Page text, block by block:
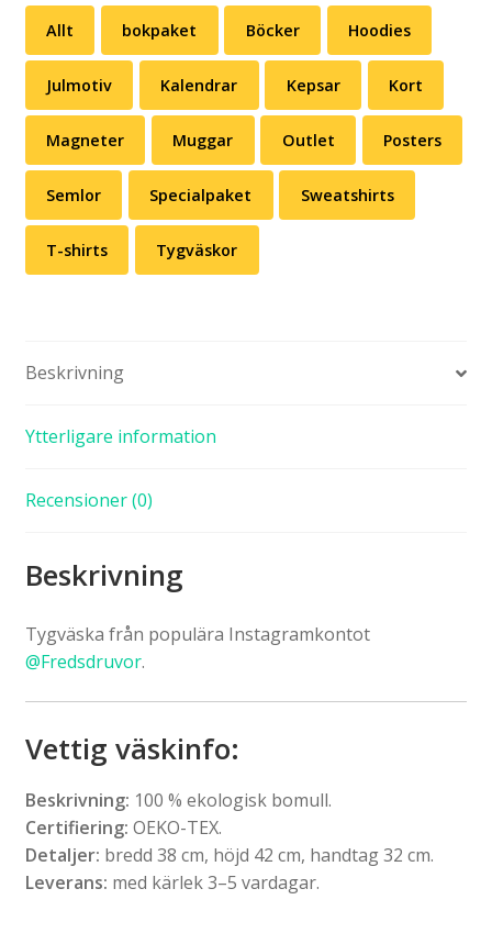
Allt bokpaket Böcker Hoodies
Julmotiv Kalendrar Kepsar Kort
Magneter Muggar Outlet Posters
Semlor Specialpaket Sweatshirts
T-shirts Tygväskor
Beskrivning
Ytterligare information
Recensioner (0)
Beskrivning
Tygväska från populära Instagramkontot
@Fredsdruvor.
Vettig väskinfo:
Beskrivning: 100 % ekologisk bomull.
Certifiering: OEKO-TEX.
Detaljer: bredd 38 cm, höjd 42 cm, handtag 32 cm.
Leverans: med kärlek 3–5 vardagar.